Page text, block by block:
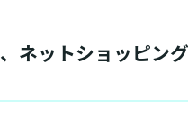
ネットショッピン